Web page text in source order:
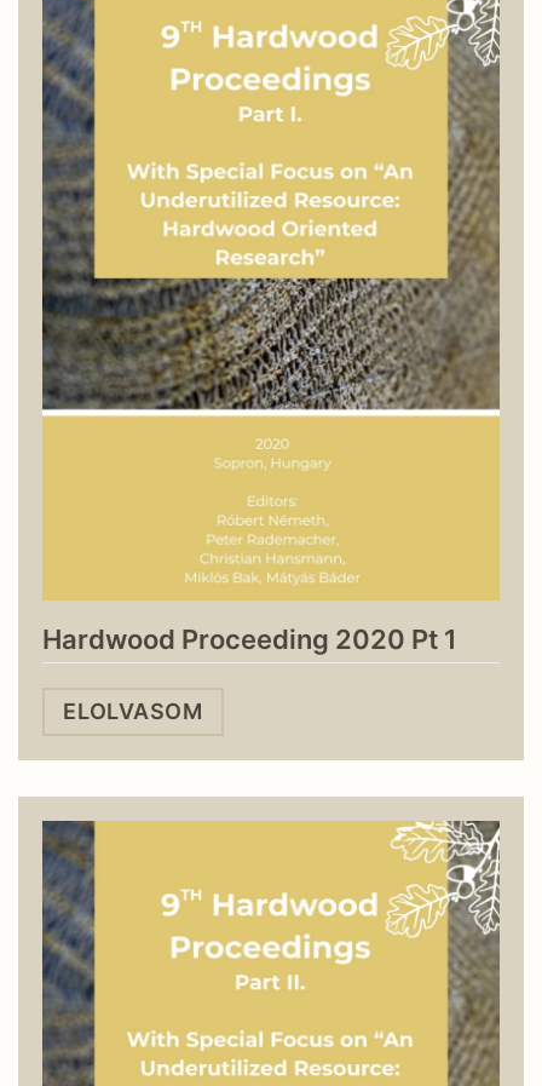
Hardwood Proceeding 2020 Pt 1
ELOLVASOM